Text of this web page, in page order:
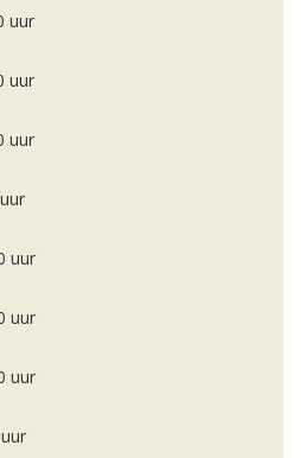
uur
uur
uur
uur
uur
uur